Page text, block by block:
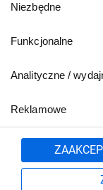
zgody
Niezbędne
Funkcjonalne
Analityczne /
Reklamowe